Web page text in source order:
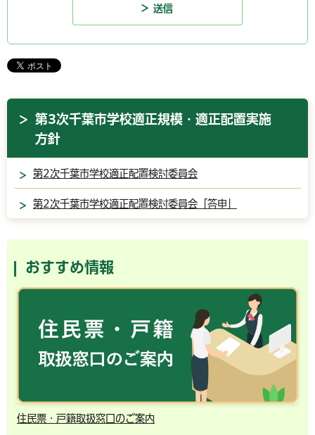
第3次千葉市学校適正規模・適正配置実施
方針
第2次千葉市学校適正配置検討委員会
第2次千葉市学校適正配置検討委員会「答申」
おすすめ情報
住民票・戸籍取扱窓口のご案内